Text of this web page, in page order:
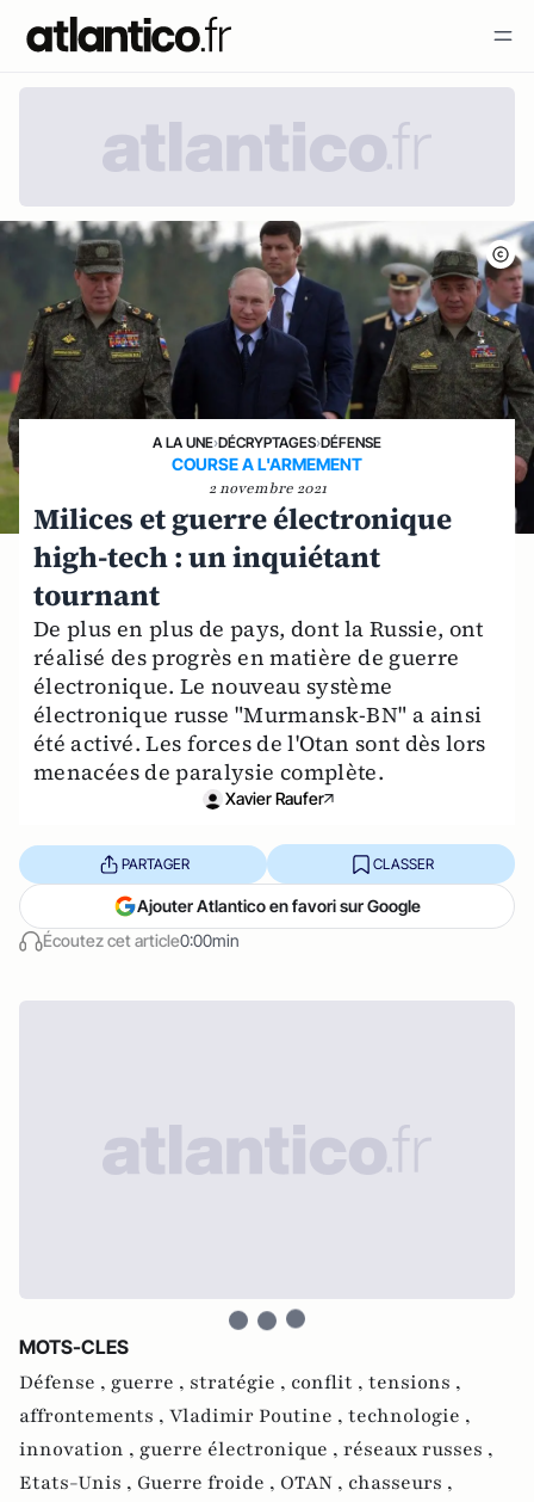
A LA UNE›DÉCRYPTAGES›DÉFENSE
COURSE A L'ARMEMENT
2 novembre 2021
Milices et guerre électronique
high-tech : un inquiétant
tournant
De plus en plus de pays, dont la Russie, ont
réalisé des progrès en matière de guerre
électronique. Le nouveau système
électronique russe "Murmansk-BN" a ainsi
été activé. Les forces de l'Otan sont dès lors
menacées de paralysie complète.
Xavier Raufer
Écoutez cet article0:00min
PARTAGER CLASSER
Ajouter Atlantico en favori sur Google
MOTS-CLES
Défense , guerre , stratégie , conflit , tensions ,
affrontements , Vladimir Poutine , technologie ,
innovation , guerre électronique , réseaux russes ,
Etats-Unis , Guerre froide , OTAN , chasseurs ,